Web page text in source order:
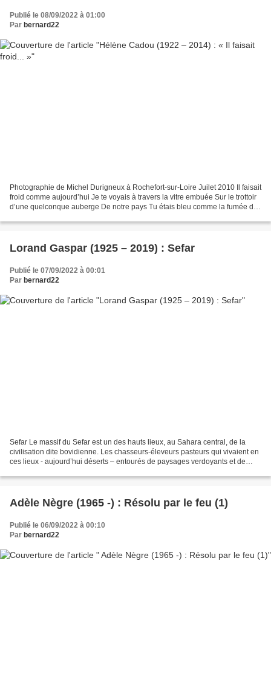
Publié le 08/09/2022 à 01:00
Par bernard22
Photographie de Michel Durigneux à Rochefort-sur-Loire Juilet 2010 Il faisait
froid comme aujourd’hui Je te voyais à travers la vitre embuée Sur le trottoir
d’une quelconque auberge De notre pays Tu étais bleu comme la fumée de
Lorand Gaspar (1925 – 2019) : Sefar
Publié le 07/09/2022 à 00:01
Par bernard22
Sefar Le massif du Sefar est un des hauts lieux, au Sahara central, de la
civilisation dite bovidienne. Les chasseurs-éleveurs pasteurs qui vivaient en
ces lieux - aujourd’hui déserts – entourés de paysages verdoyants et de
Adèle Nègre (1965 -) : Résolu par le feu (1)
Publié le 06/09/2022 à 00:10
Par bernard22